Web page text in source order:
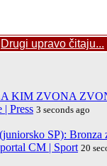
Drugi upravo čitaju...
KIM ZVONA
| Press 3 seconds ago
SP): Bronza
CM | Sport 20